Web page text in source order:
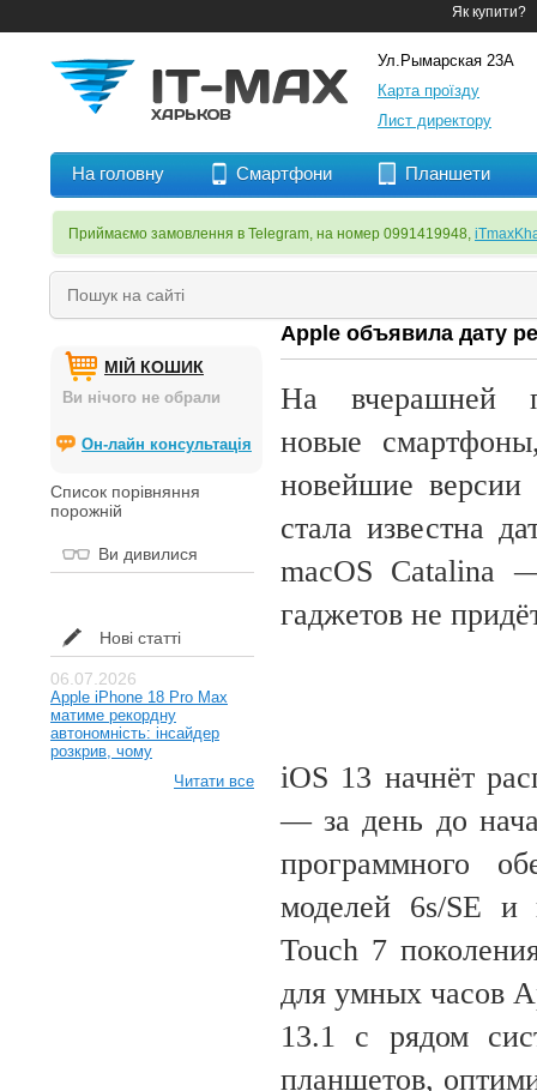
Як купити?
Ул.Рымарская 23А
Карта проїзду
Лист директору
На головну Смартфони Планшети
Приймаємо замовлення в Telegram, на номер 0991419948,
МІЙ КОШИК
Ви нічого не обрали
Он-лайн консультація
Список порівняння
порожній
Ви дивилися
Нові статті
06.07.2026
Apple iPhone 18 Pro Max
матиме рекордну
автономність: інсайдер
розкрив, чому
Читати все
Apple объявила дату
На вчерашней
новые
новейшие версии
стала известна
macOS Catalina
гаджетов не
iOS 13 начнёт
— за день до
программного
моделей 6s/SE
Touch 7
для умных часов
13.1 с рядом
планшетов,